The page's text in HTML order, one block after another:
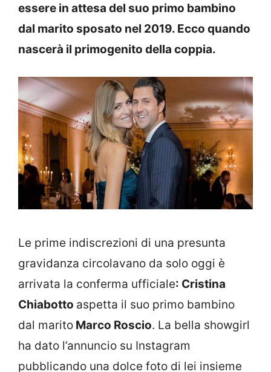
essere in attesa del suo primo bambino
dal marito sposato nel 2019. Ecco quando
nascerà il primogenito della coppia.
Le prime indiscrezioni di una presunta
gravidanza circolavano da solo oggi è
arrivata la conferma ufficiale: Cristina
Chiabotto aspetta il suo primo bambino
dal marito Marco Roscio. La bella showgirl
ha dato l’annuncio su Instagram
pubblicando una dolce foto di lei insieme